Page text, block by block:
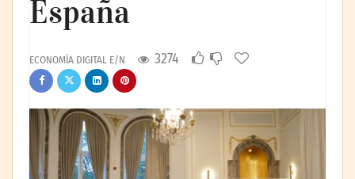
España
ECONOMÍA DIGITAL E/N 3274